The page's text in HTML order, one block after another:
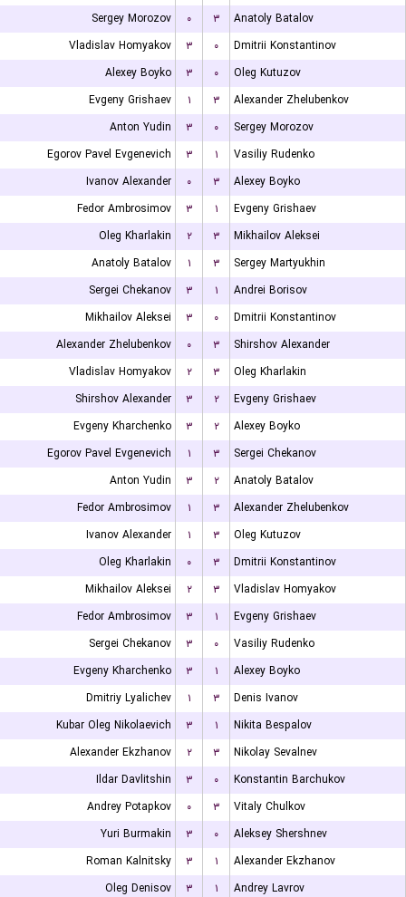
Sergey Morozov
۰ ۳
Anatoly Batalov
Vladislav Homyakov
۳ ۰
Dmitrii Konstantinov
Alexey Boyko
۳ ۰
Oleg Kutuzov
Evgeny Grishaev
۱ ۳
Alexander Zhelubenkov
Anton Yudin
۳ ۰
Sergey Morozov
Egorov Pavel Evgenevich
۳ ۱
Vasiliy Rudenko
Ivanov Alexander
۰ ۳
Alexey Boyko
Fedor Ambrosimov
۳ ۱
Evgeny Grishaev
Oleg Kharlakin
۲ ۳
Mikhailov Aleksei
Anatoly Batalov
۱ ۳
Sergey Martyukhin
Sergei Chekanov
۳ ۱
Andrei Borisov
Mikhailov Aleksei
۳ ۰
Dmitrii Konstantinov
Alexander Zhelubenkov
۰ ۳
Shirshov Alexander
Vladislav Homyakov
۲ ۳
Oleg Kharlakin
Shirshov Alexander
۳ ۲
Evgeny Grishaev
Evgeny Kharchenko
۳ ۲
Alexey Boyko
Egorov Pavel Evgenevich
۱ ۳
Sergei Chekanov
Anton Yudin
۳ ۲
Anatoly Batalov
Fedor Ambrosimov
۱ ۳
Alexander Zhelubenkov
Ivanov Alexander
۱ ۳
Oleg Kutuzov
Oleg Kharlakin
۰ ۳
Dmitrii Konstantinov
Mikhailov Aleksei
۲ ۳
Vladislav Homyakov
Fedor Ambrosimov
۳ ۱
Evgeny Grishaev
Sergei Chekanov
۳ ۰
Vasiliy Rudenko
Evgeny Kharchenko
۳ ۱
Alexey Boyko
Dmitriy Lyalichev
۱ ۳
Denis Ivanov
Kubar Oleg Nikolaevich
۳ ۱
Nikita Bespalov
Alexander Ekzhanov
۲ ۳
Nikolay Sevalnev
Ildar Davlitshin
۳ ۰
Konstantin Barchukov
Andrey Potapkov
۰ ۳
Vitaly Chulkov
Yuri Burmakin
۳ ۰
Aleksey Shershnev
Roman Kalnitsky
۳ ۱
Alexander Ekzhanov
Oleg Denisov
۳ ۱ Andrey Lavrov